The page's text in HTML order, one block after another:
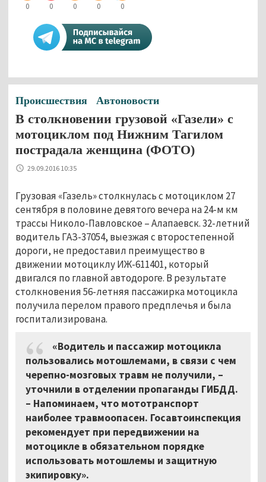
0 0 0 0 0
Происшествия Автоновости
В столкновении грузовой «Газели» с
мотоциклом под Нижним Тагилом
пострадала женщина (ФОТО)
29.09.2016 10:35
Грузовая «Газель» столкнулась с мотоциклом 27
сентября в половине девятого вечера на 24-м км
трассы Николо-Павловское – Алапаевск. 32-летний
водитель ГАЗ-37054, выезжая с второстепенной
дороги, не предоставил преимущество в
движении мотоциклу ИЖ-611401, который
двигался по главной автодороге. В результате
столкновения 56-летняя пассажирка мотоцикла
получила перелом правого предплечья и была
госпитализирована.
«Водитель и пассажир мотоцикла
пользовались мотошлемами, в связи с чем
черепно-мозговых травм не получили, –
уточнили в отделении пропаганды ГИБДД.
– Напоминаем, что мототранспорт
наиболее травмоопасен. Госавтоинспекция
рекомендует при передвижении на
мотоцикле в обязательном порядке
использовать мотошлемы и защитную
экипировку».